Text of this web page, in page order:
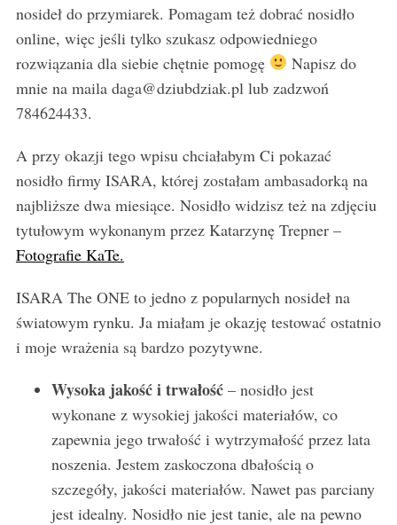
nosideł do przymiarek. Pomagam też dobrać nosidło
online, więc jeśli tylko szukasz odpowiedniego
rozwiązania dla siebie chętnie pomogę
Napisz do
mnie na maila daga@dziubdziak.pl lub zadzwoń
784624433.
A przy okazji tego wpisu chciałabym Ci pokazać
nosidło firmy ISARA, której zostałam ambasadorką na
najbliższe dwa miesiące. Nosidło widzisz też na zdjęciu
tytułowym wykonanym przez Katarzynę Trepner –
Fotografie KaTe.
ISARA The ONE to jedno z popularnych nosideł na
światowym rynku. Ja miałam je okazję testować ostatnio
i moje wrażenia są bardzo pozytywne.
Wysoka jakość i trwałość– nosidło jest
wykonane z wysokiej jakości materiałów, co
zapewnia jego trwałość i wytrzymałość przez lata
noszenia. Jestem zaskoczona dbałością o
szczegóły, jakości materiałów. Nawet pas parciany
jest idealny. Nosidło nie jest tanie, ale na pewno